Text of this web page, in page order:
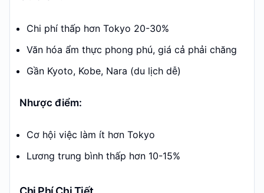
Chi phí thấp hơn Tokyo 20-30%
Văn hóa ẩm thực phong phú, giá cả phải chăng
Gần Kyoto, Kobe, Nara (du lịch dễ)
Nhược điểm:
Cơ hội việc làm ít hơn Tokyo
Lương trung bình thấp hơn 10-15%